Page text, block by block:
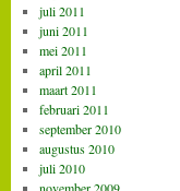
juli 2011
juni 2011
mei 2011
april 2011
maart 2011
februari 2011
september 2010
augustus 2010
juli 2010
november 2009